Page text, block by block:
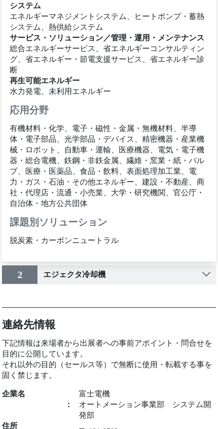
システム
エネルギーマネジメントシステム、ヒートポンプ・蓄熱
システム、熱供給システム
サービス・ソリューション／管理・運用・メンテナンス
総合エネルギーサービス、省エネルギーコンサルティン
グ、省エネルギー・節電支援サービス、省エネルギー診
断
再生可能エネルギー
水力発電、未利用エネルギー
応用分野
有機材料・化学、電子・磁性・金属・無機材料、半導
体・電子部品、光学部品・デバイス、精密機器・産業機
械・ロボット、自動車・運輸、医療機器、電気・電子機
器・総合電機、鉄鋼・非鉄金属、繊維・窯業・紙・パル
プ、医療・医薬品、食品・飲料、表面処理加工業、電
力・ガス・石油・その他エネルギー、建設・不動産、商
社・代理店・流通・小売業、大学・研究機関、官公庁・
自治体・地方公共団体
課題別ソリューション
脱炭素・カーボンニュートラル
2 エジェクタ冷却機
連絡先情報
下記情報は来場者から出展者への事前アポイント・問合せを
目的に公開しています。
それ以外の目的（セールス等）で無断に使用・転載する事を
固く禁じます。
企業名
：
富士電機
オートメーション事業部 システム開
発部
住所